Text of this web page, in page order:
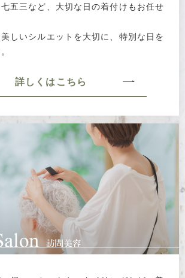
五三など、大切な日の着付けもお任せ
しいシルエットを大切に、特別な日を
詳しくはこちら